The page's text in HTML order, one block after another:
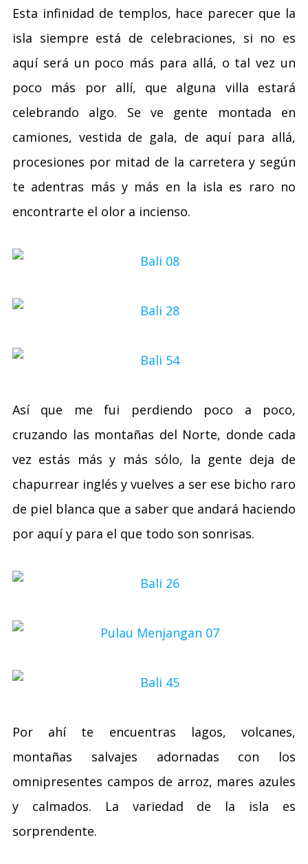
Esta infinidad de templos, hace parecer que la
isla siempre está de celebraciones, si no es
aquí será un poco más para allá, o tal vez un
poco más por allí, que alguna villa estará
celebrando algo. Se ve gente montada en
camiones, vestida de gala, de aquí para allá,
procesiones por mitad de la carretera y según
te adentras más y más en la isla es raro no
encontrarte el olor a incienso.
Así que me fui perdiendo poco a poco,
cruzando las montañas del Norte, donde cada
vez estás más y más sólo, la gente deja de
chapurrear inglés y vuelves a ser ese bicho raro
de piel blanca que a saber que andará haciendo
por aquí y para el que todo son sonrisas.
Por ahí te encuentras lagos, volcanes,
montañas salvajes adornadas con los
omnipresentes campos de arroz, mares azules
y calmados. La variedad de la isla es
sorprendente.